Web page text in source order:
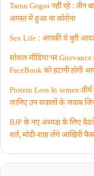
Tarun Gogoi नहीं रहे : तीन
अगस्त में हुआ था कोरोना
Sex Life : आपकी ये बुरी
सोशल मीडिया पर
FaceBook को हटानी होगी
Protein Loss In
जानिए उन सवालों के जवाब
BJP के नए अध्यक्ष के लिए बैठकें
शर्त, मोदी-शाह लेंगे आखिरी